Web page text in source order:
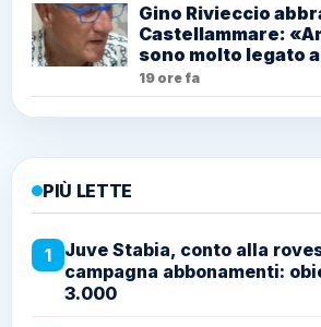
Gino Rivieccio
Castellammare:
sono molto legato
19 ore fa
PIÙ LETTE
1
Juve Stabia, conto alla
campagna abbonamenti:
3.000